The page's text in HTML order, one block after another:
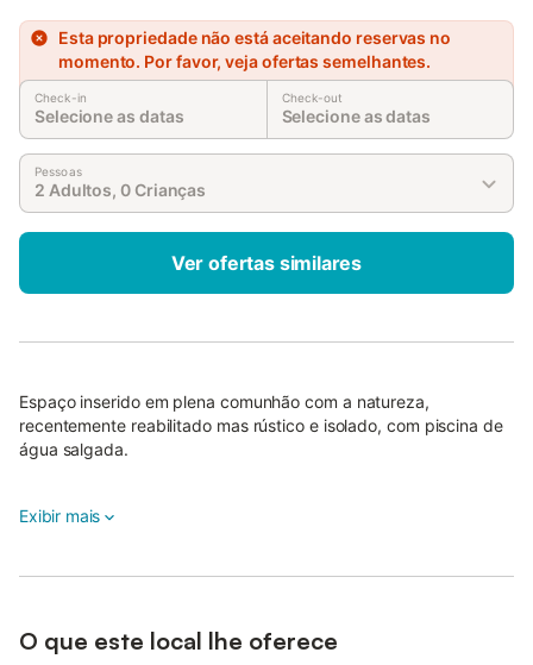
Esta propriedade não está aceitando reservas no
momento. Por favor, veja ofertas semelhantes.
Check-in
Selecione as datas
Check-out
Selecione as datas
Pessoas
2 Adultos, 0 Crianças
Ver ofertas similares
Espaço inserido em plena comunhão com a natureza,
recentemente reabilitado mas rústico e isolado, com piscina de
água salgada.
poderá ainda planear vários programas para fazer na sua
Na propridede pode cozinhar na zona de churrasco, ou na
Exibir mais
O que este local lhe oferece